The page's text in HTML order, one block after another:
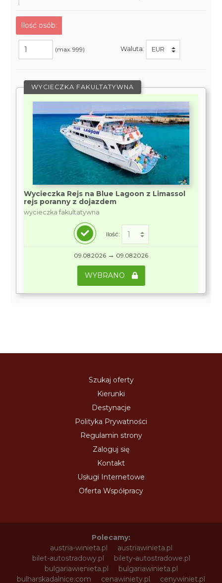
Ilość osób:
(max. 999) Waluta:
WYCIECZKA FAKULTATYWNA
Wycieczka Rejs na Blue Lagoon z Limassol
rejs poranny z dojazdem
wycieczka fakultatywna
Ilość:
09.08.2026 → 09.08.2026
WYBRANO
Szukaj oferty
Kierunki
Destynacje
Polityka Prywatności
Regulamin strony
Zaloguj się
Kontakt
Usługi Internetowe
Oferta Współpracy
Polecamy:
austria-winieta.pl
austriawinieta.pl
bilet-autostradowy.pl
bilety-autostradowe.pl
bulgariawienieta.pl
bulgariawinieta.pl
bulharskadalnice.com
cenawiniety.pl
cenywiniet.pl